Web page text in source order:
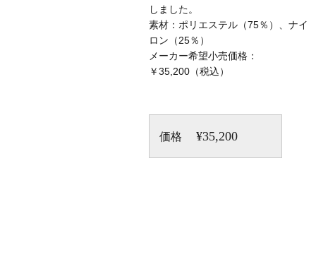
しました。
素材：ポリエステル（75％）、ナイ
ロン（25％）
メーカー希望小売価格：
￥35,200（税込）
価格 ¥35,200